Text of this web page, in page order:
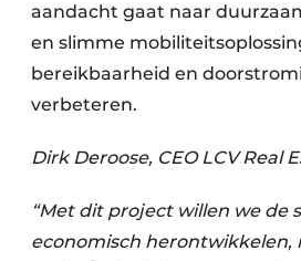
Veiligheid & Opleiding
Zonwering
aandacht gaat naar
en slimme
bereikbaarheid en
verbeteren.
Dirk Deroose, CEO LCV Real
“Met dit project willen we de
economisch herontwikkelen,